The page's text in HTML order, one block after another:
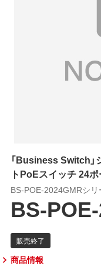
「Business Switch
トPoEスイッチ 24
BS-POE-2024GMRシリ
BS-
商品情報